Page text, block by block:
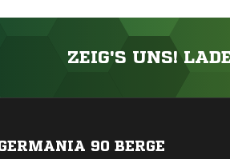
ZEIG'S UNS!
90 BERGE